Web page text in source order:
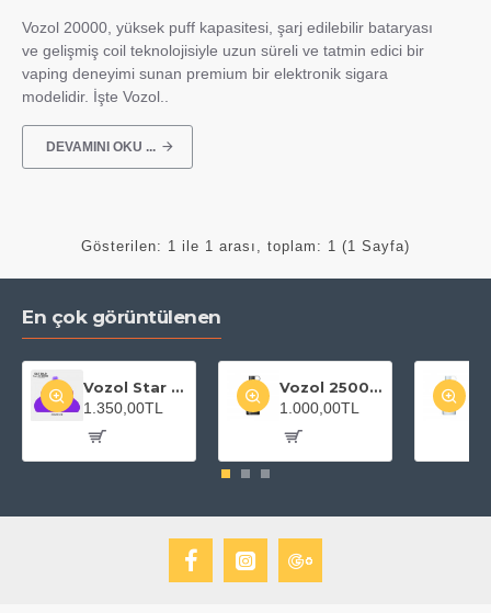
Vozol 20000, yüksek puff kapasitesi, şarj edilebilir bataryası
ve gelişmiş coil teknolojisiyle uzun süreli ve tatmin edici bir
vaping deneyimi sunan premium bir elektronik sigara
modelidir. İşte Vozol..
DEVAMINI OKU ...
Gösterilen: 1 ile 1 arası, toplam: 1 (1 Sayfa)
En çok görüntülenen
Vozol Star 20000 Grape Ice
1.350,00TL
Vozol 25000 Puff Gear Shisha Maiden Killer
1.000,00TL